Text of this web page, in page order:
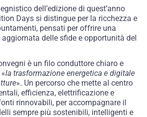
dell’edizione di quest’anno
Days si distingue per la ricchezza e
pensati per offrire una
delle sfide e opportunità del
è un filo conduttore chiaro e
la trasformazione energetica e digitale
». Un percorso che mette al centro
efficienza, elettrificazione e
rinnovabili, per accompagnare il
sempre più sostenibili, intelligenti e